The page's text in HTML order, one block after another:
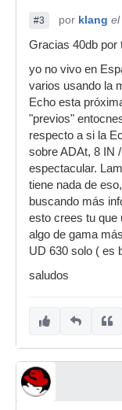
#3 por klang el
Gracias 40db por
yo no vivo en
varios usando la
Echo esta
"previos"
respecto a si la
sobre ADAt, 8 IN
espectacular.
tiene nada de
buscando más
esto crees tu que
algo de gama
UD 630 solo ( es
saludos